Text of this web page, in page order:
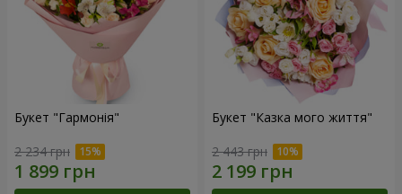
Букет "Гармонія"
2 234 грн
Букет "Казка мого життя"
2 443 грн